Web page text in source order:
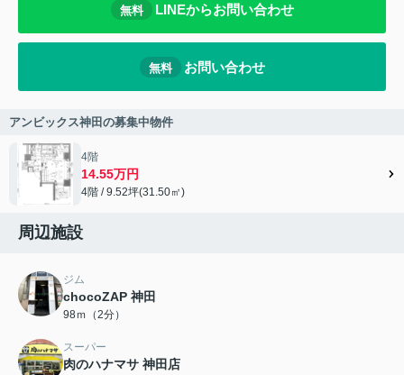
無料 LINEからお問い合わせ
無料 お問い合わせ
アンビックス神田の募集中物件
4階
14.55万円
4階 / 9.52坪(31.50㎡)
周辺施設
ジム
chocoZAP 神田
98ｍ（2分）
スーパー
肉のハナマサ 神田店